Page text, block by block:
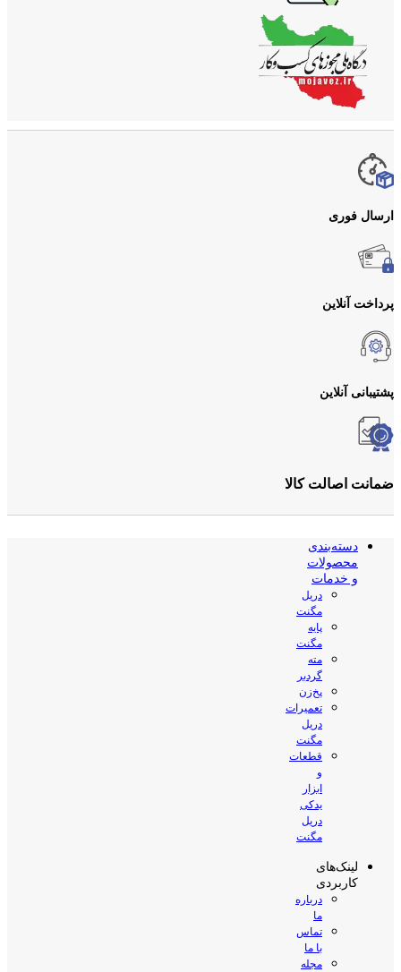
ارسال فوری
پرداخت آنلاین
پشتیبانی آنلاین
ضمانت اصالت کالا
دسته‌بندی
محصولات
و خدمات
دریل
مگنت
پایه
مگنت
مته
گردبر
پخ‌زن
تعمیرات
دریل
مگنت
قطعات
و
ابزار
یدکی
دریل
مگنت
لینک‌های
کاربردی
درباره
ما
تماس
با ما
مجله